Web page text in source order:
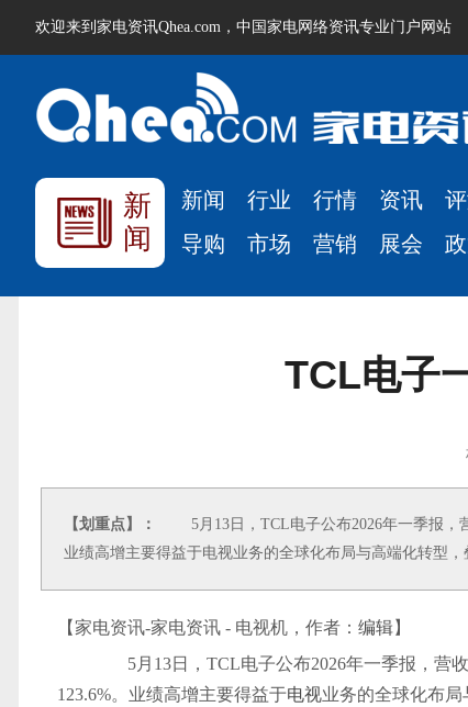
欢迎来到家电资讯Qhea.com，中国家电网络资讯专业门户网站
新
闻
新闻 行业 行情 资讯
导购
市场 营销 展会
TCL电子
【划重点】：
5月13日，TCL电子公布2026年一季报，营
业绩高增主要得益于电视业务的全球化布局与高端化转型，
【家电资讯-家电资讯 - 电视机，作者： 编辑】
5月13日，TCL电子公布2026年一季报，营收
123.6%。业绩高增主要得益于电视业务的全球化布局